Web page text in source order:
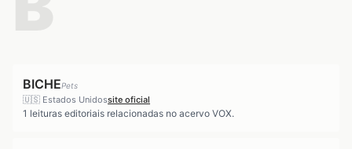
BICHEPets
🇺🇸 Estados Unidossite oficial
1 leituras editoriais relacionadas no acervo VOX.